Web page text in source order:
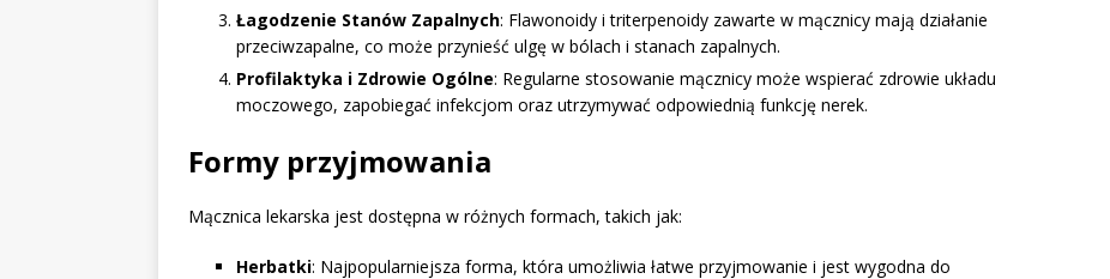
Łagodzenie Stanów Zapalnych: Flawonoidy i triterpenoidy zawarte w mącznicy mają działanie
przeciwzapalne, co może przynieść ulgę w bólach i stanach zapalnych.
Profilaktyka i Zdrowie Ogólne: Regularne stosowanie mącznicy może wspierać zdrowie układu
moczowego, zapobiegać infekcjom oraz utrzymywać odpowiednią funkcję nerek.
Formy przyjmowania
Mącznica lekarska jest dostępna w różnych formach, takich jak:
Herbatki: Najpopularniejsza forma, która umożliwia łatwe przyjmowanie i jest wygodna do